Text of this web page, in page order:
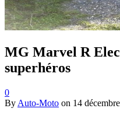
MG Marvel R
superhéros
0
By Auto-Moto on 14